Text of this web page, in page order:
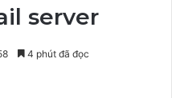
server
4 phút đã đọc